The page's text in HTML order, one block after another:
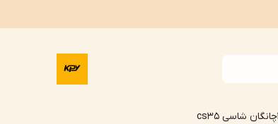
چانگان شاسی cs35